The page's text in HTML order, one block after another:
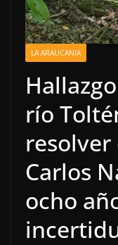
LA ARAUCANIA
río
Carlos
ocho